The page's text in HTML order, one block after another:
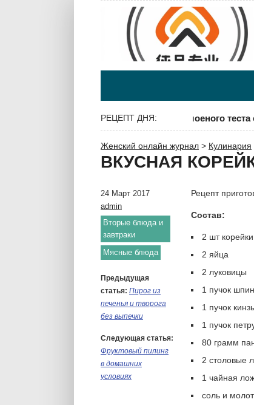
РЕЦЕПТ ДНЯ:
Бабушкин рецепт самса из слоеного теста с
Женский онлайн журнал > Кулинария
ВКУСНАЯ
24 Март 2017
admin
Вторые блюда и
завтраки
Мясные блюда
Предыдущая
статья: Пирог из
печенья и творога
без выпечки
Следующая статья:
Фруктовый пилинг
в домашних
условиях
Рецепт
Состав:
2 шт
2 яйца
2 луковицы
1 пучок
1 пучок
1 пучок
80 грамм
2 столовые
1 чайная
соль и